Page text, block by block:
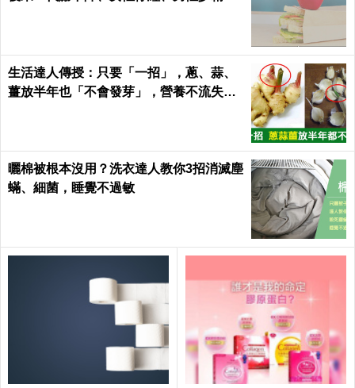
生活達人傳授：只要「一招」，蔥、蒜、
薑放半年也「不會發芽」，營養不流失！
曬棉被根本沒用？洗衣達人教你3招消滅塵
蟎、細菌，睡覺不過敏